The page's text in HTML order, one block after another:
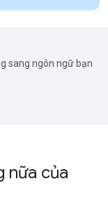
sang ngôn ngữ bạn
nữa của